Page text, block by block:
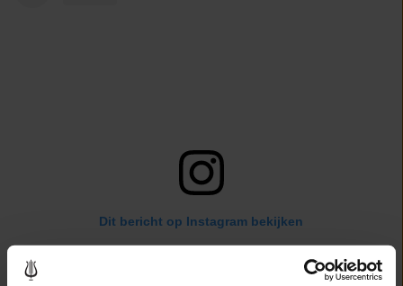
Dit bericht op Instagram bekijken